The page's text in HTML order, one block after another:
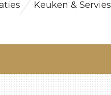
Keuken & Servies